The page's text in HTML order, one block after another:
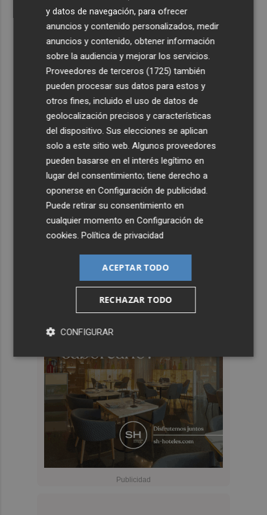
y datos de navegación, para ofrecer
anuncios y contenido personalizados, medir
anuncios y contenido, obtener información
sobre la audiencia y mejorar los servicios.
Proveedores de terceros (1725) también
pueden procesar sus datos para estos y
otros fines, incluido el uso de datos de
geolocalización precisos y características
del dispositivo. Sus elecciones se aplican
solo a este sitio web. Algunos proveedores
pueden basarse en el interés legítimo en
lugar del consentimiento; tiene derecho a
oponerse enConfiguración de publicidad
Puede retirar su consentimiento en
cualquier momento enConfiguración de
cookies .Política de privacidad
ACEPTAR TODO
RECHAZAR TODO
CONFIGURAR